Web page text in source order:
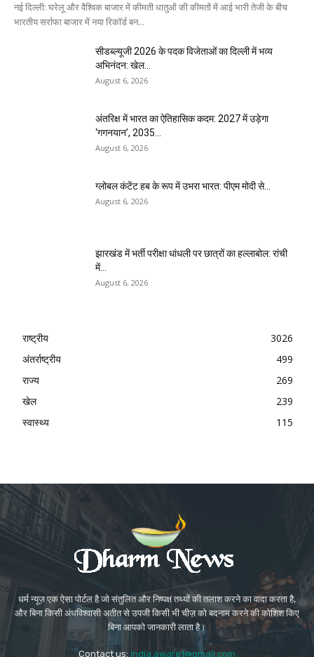
नई दिल्ली: घरेलू और वैश्विक बाजार में कीमती धातुओं की कीमतों में आई भारी तेजी के बीच
भारतीय सर्राफा बाजार में नया रिकॉर्ड बन...
सीडब्ल्यूजी 2026 के पदक विजेताओं का दिल्ली में भव्य
अभिनंदन: खेल...
August 6, 2026
अंतरिक्ष में भारत का ऐतिहासिक कदम: 2027 में उड़ेगा
‘गगनयान’, 2035...
August 6, 2026
ग्लोबल कंटेंट हब के रूप में उभरा भारत: पीएम मोदी से...
August 6, 2026
झारखंड में भर्ती परीक्षा धांधली पर छात्रों का हल्लाबोल: रांची
में...
August 6, 2026
राष्ट्रीय
3026
अंतर्राष्ट्रीय
499
राज्य
269
खेल
239
स्वास्थ्य
115
धर्म न्यूज़ एक ऐसा पोर्टल है जो संतुलित और निष्पक्ष तथ्यों की तलाश करने का वादा करता है,
और बिना किसी अंधविश्वासी अतीत से उपजी किसी भी चीज़ को बदनाम करने की कोशिश किए
बिना आपको जानकारी लाता है।
Contact us: india.aware1@gmail.com